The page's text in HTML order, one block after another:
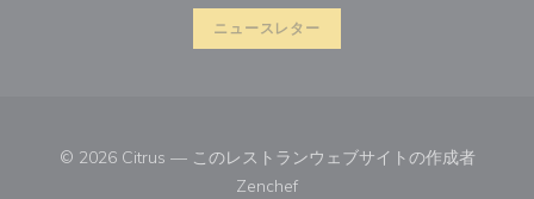
ニュースレター
© 2026 Citrus — このレストランウェブサイトの作成者
Zenchef((新しいウィンドウで開きます))